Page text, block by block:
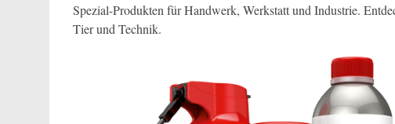
Spezial-Produkten für Handwerk, Werkstatt und Industrie.
Tier und Technik.